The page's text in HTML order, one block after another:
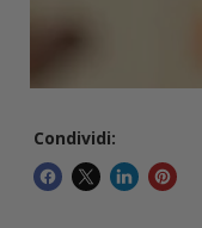
Condividi: